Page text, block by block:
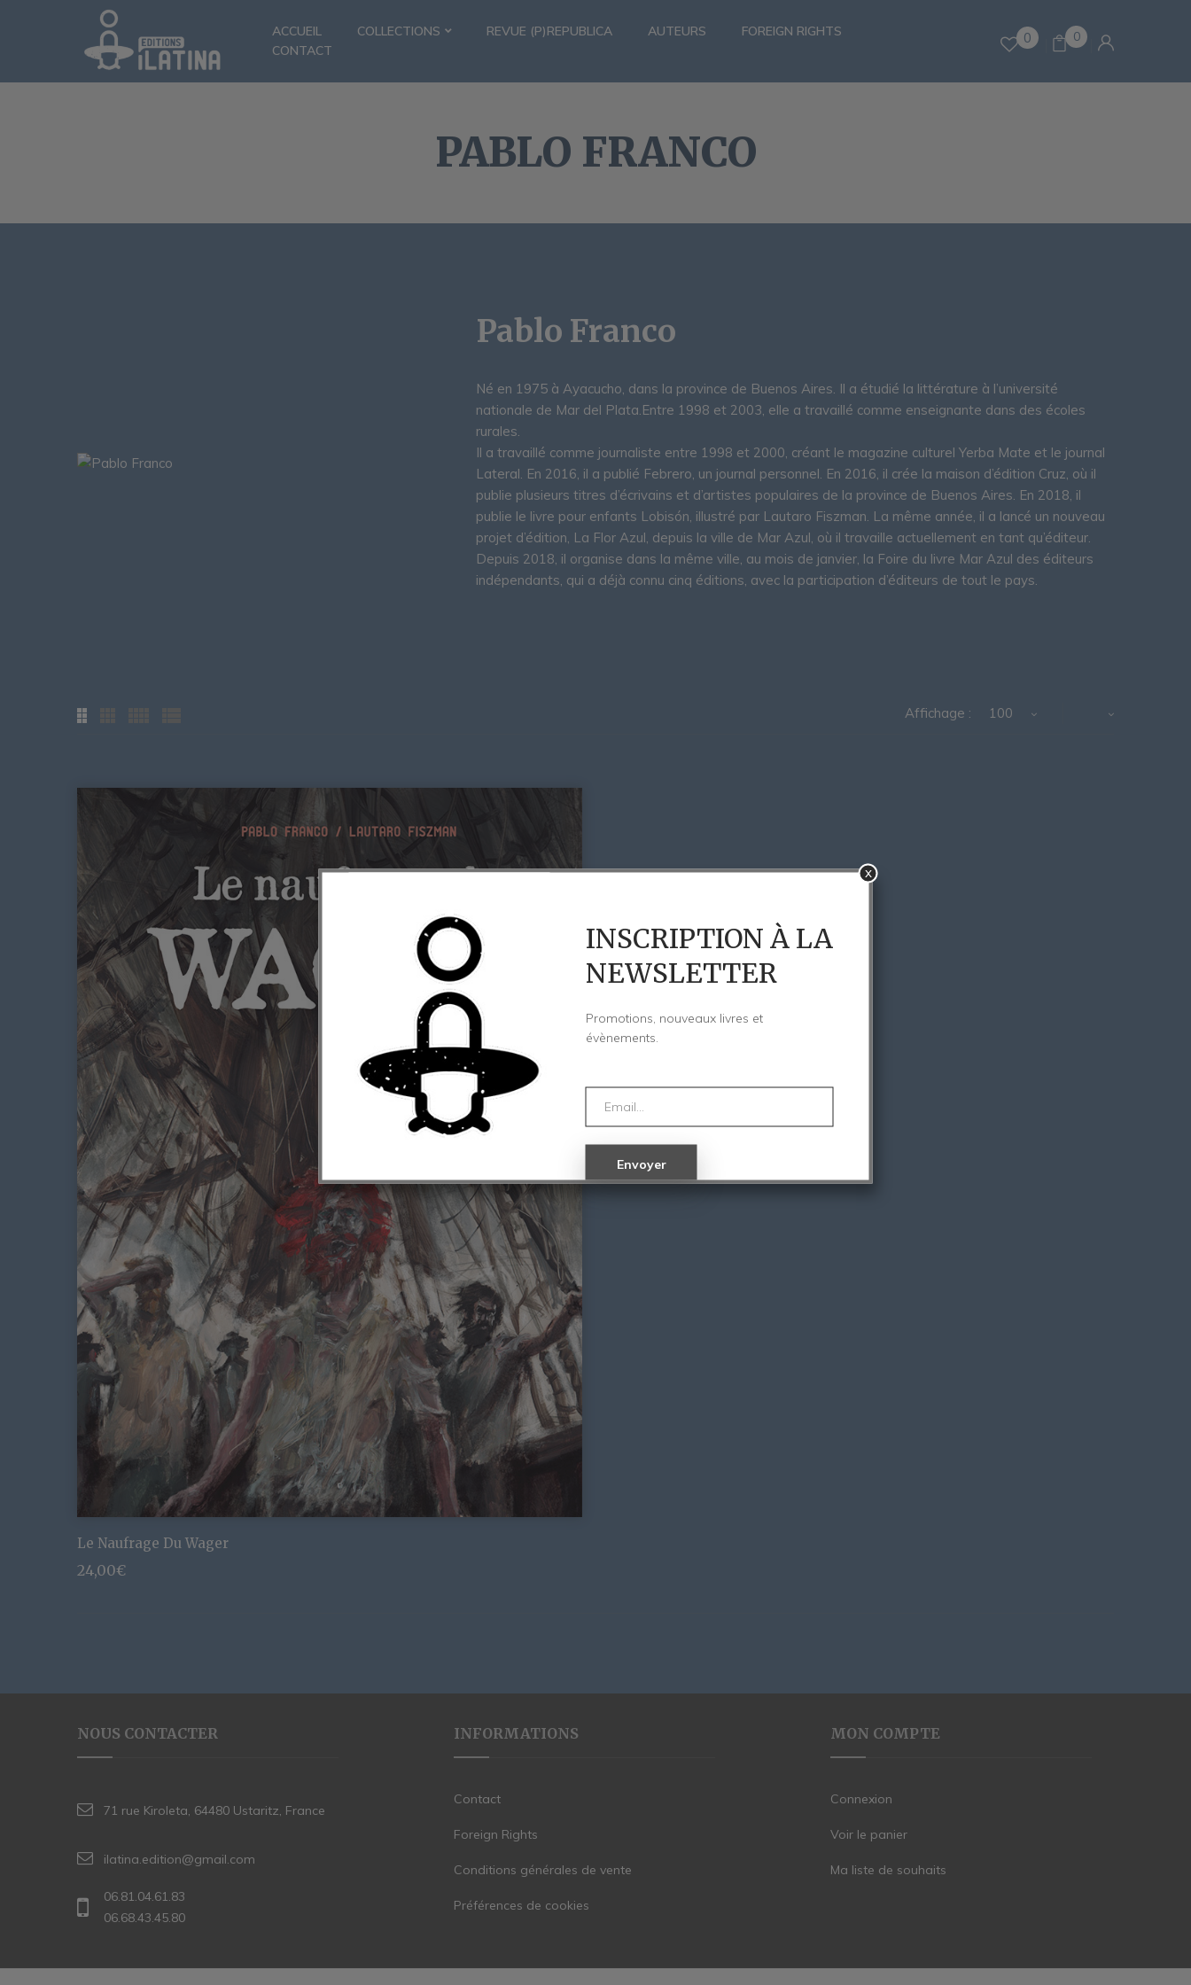
ACCUEIL COLLECTIONS REVUE (P)REPUBLICA AUTEURS
FOREIGN RIGHTS
CONTACT
0 0
PABLO FRANCO
Pablo Franco
Né en 1975 à Ayacucho, dans la province de Buenos Aires. Il a étudié la littérature à l’université
nationale de Mar del Plata.Entre 1998 et 2003, elle a travaillé comme enseignante dans des écoles
rurales.
Il a travaillé comme journaliste entre 1998 et 2000, créant le magazine culturel Yerba Mate et le journal
Lateral. En 2016, il a publié Febrero, un journal personnel. En 2016, il crée la maison d’édition Cruz, où il
publie plusieurs titres d’écrivains et d’artistes populaires de la province de Buenos Aires. En 2018, il
publie le livre pour enfants Lobisón, illustré par Lautaro Fiszman. La même année, il a lancé un nouveau
projet d’édition, La Flor Azul, depuis la ville de Mar Azul, où il travaille actuellement en tant qu’éditeur.
Depuis 2018, il organise dans la même ville, au mois de janvier, la Foire du livre Mar Azul des éditeurs
indépendants, qui a déjà connu cinq éditions, avec la participation d’éditeurs de tout le pays.
Affichage : 100
Le Naufrage Du Wager
24,00€
NOUS CONTACTER
71 rue Kiroleta, 64480 Ustaritz, France
ilatina.edition@gmail.com
06.81.04.61.83
06.68.43.45.80
INFORMATIONS
Contact
Foreign Rights
Conditions générales de vente
Préférences de cookies
MON COMPTE
Connexion
Voir le panier
Ma liste de souhaits
x
INSCRIPTION À LA
NEWSLETTER
Promotions, nouveaux livres et
évènements.